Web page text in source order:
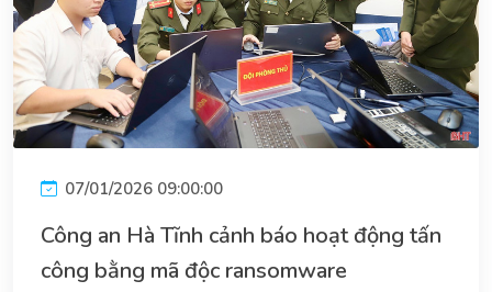
07/01/2026 09:00:00
Công an Hà Tĩnh cảnh báo hoạt động tấn
công bằng mã độc ransomware